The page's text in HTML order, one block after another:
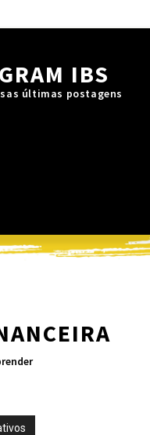
IBS
últimas postagens